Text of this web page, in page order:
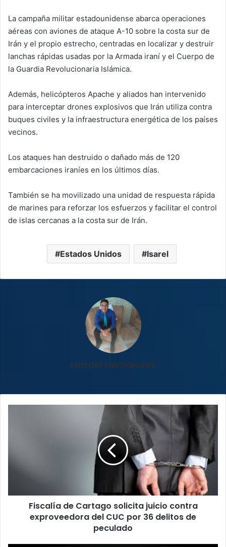
La campaña militar estadounidense abarca operaciones
aéreas con aviones de ataque A-10 sobre la costa sur de
Irán y el propio estrecho, centradas en localizar y destruir
lanchas rápidas usadas por la Armada iraní y el Cuerpo de
la Guardia Revolucionaria Islámica.
Además, helicópteros Apache y aliados han intervenido
para interceptar drones explosivos que Irán utiliza contra
buques civiles y la infraestructura energética de los países
vecinos.
Los ataques han destruido o dañado más de 120
embarcaciones iraníes en los últimos días.
También se ha movilizado una unidad de respuesta rápida
de marines para reforzar los esfuerzos y facilitar el control
de islas cercanas a la costa sur de Irán.
Estados Unidos Isarel
Ismael Hernández
CUC
Fiscalía de Cartago solicita juicio contra
exproveedora del CUC por 36 delitos de
peculado